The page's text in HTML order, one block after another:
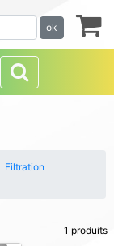
ok
Filtration
1 produits